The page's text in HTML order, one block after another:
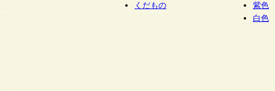
くだもの
紫色
白色